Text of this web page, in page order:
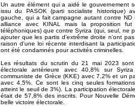
Un autre élément qui a aidé le gouvernement
issu du PASOK (parti socialiste historique)
gauche, qui a fait campagne autant contre ND
alliance avec KINAL mais la proposition
téléphoniques) que contre Syriza (qui, seul, ne
ajouter que les partis d'extrême droite n'ont
raison d'une loi récente interdisant la
ont été condamnés pour activités criminelles.
Les résultats du scrutin du 21 mai 2023
électorale antérieure avec 40,8% sur
communiste de Grèce (KKE) avec 7,2% et un
avec 4,5%. Ce sont les cinq seules
atteint le seuil de 3%). La participation
était de 57,8% des inscrits. Pour Nouvelle
belle victoire électorale.